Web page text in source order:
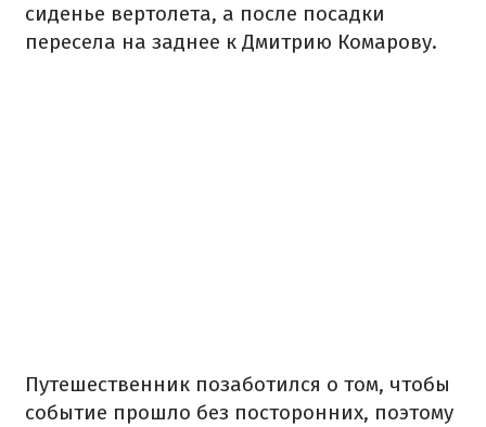
сиденье вертолета, а после посадки
пересела на заднее к Дмитрию Комарову.
Путешественник позаботился о том, чтобы
событие прошло без посторонних, поэтому